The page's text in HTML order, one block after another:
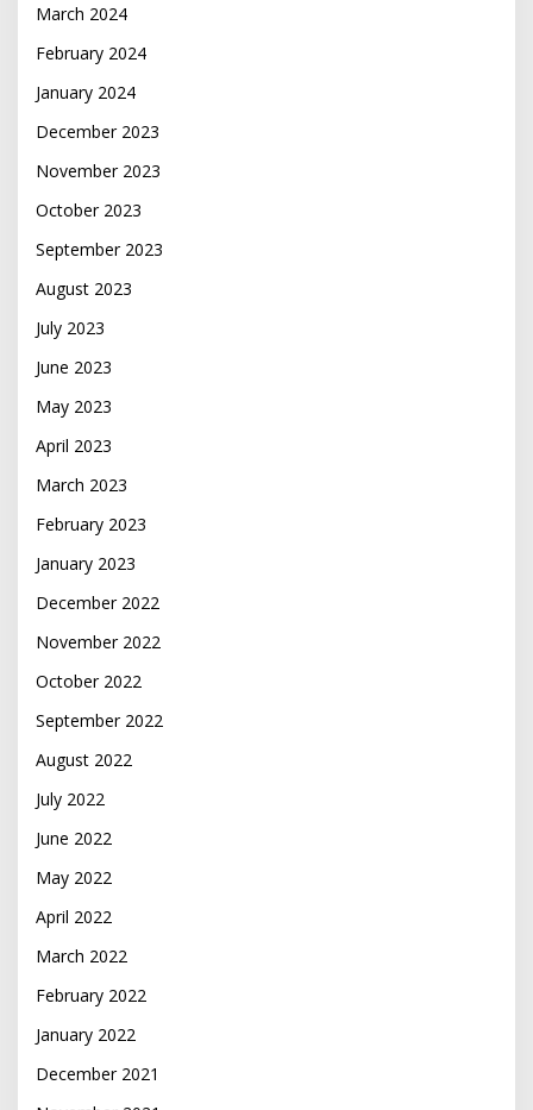
March 2024
February 2024
January 2024
December 2023
November 2023
October 2023
September 2023
August 2023
July 2023
June 2023
May 2023
April 2023
March 2023
February 2023
January 2023
December 2022
November 2022
October 2022
September 2022
August 2022
July 2022
June 2022
May 2022
April 2022
March 2022
February 2022
January 2022
December 2021